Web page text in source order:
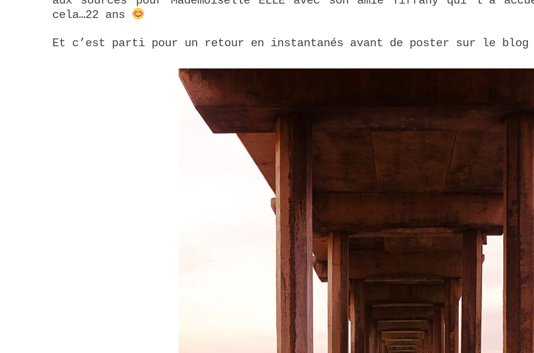
cela…22 ans
Et c’est parti pour un retour en instantanés avant de poster sur le